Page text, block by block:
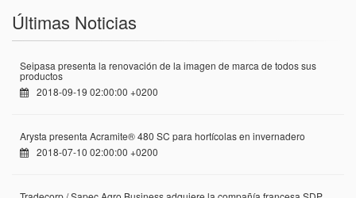
Últimas Noticias
Seipasa presenta la renovación de la imagen de marca de todos sus
productos
2018-09-19 02:00:00 +0200
Arysta presenta Acramite® 480 SC para hortícolas en invernadero
2018-07-10 02:00:00 +0200